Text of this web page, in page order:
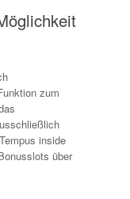
zum
inside
über